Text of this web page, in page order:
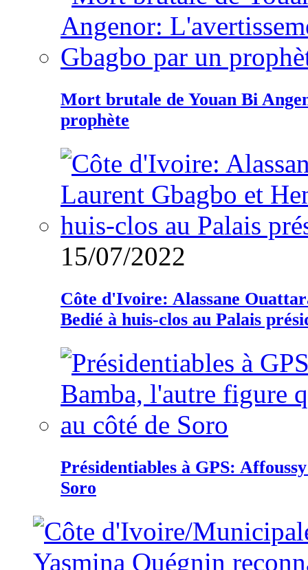
Mort brutale de Youan Bi
prophète
15/07/2022
Côte d'Ivoire: Alassane
Bedié à huis-clos au Palais
Présidentiables à GPS:
Soro